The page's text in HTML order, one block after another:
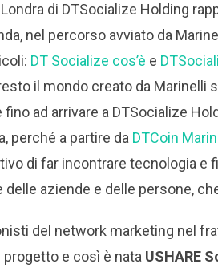
Londra di DTSocialize Holding
nel percorso avviato da
DT Socialize cos’è e
il mondo creato da Marinelli
fino ad arrivare a DTSocialize
perché a partire da DTCoin
di far incontrare tecnologia e
aziende e delle persone,
del network marketing nel
e così è nata USHARE